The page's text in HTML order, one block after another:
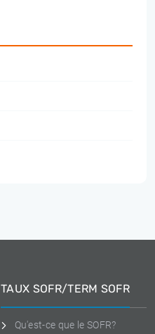
TAUX SOFR/TERM SOFR
Qu'est-ce que le SOFR?